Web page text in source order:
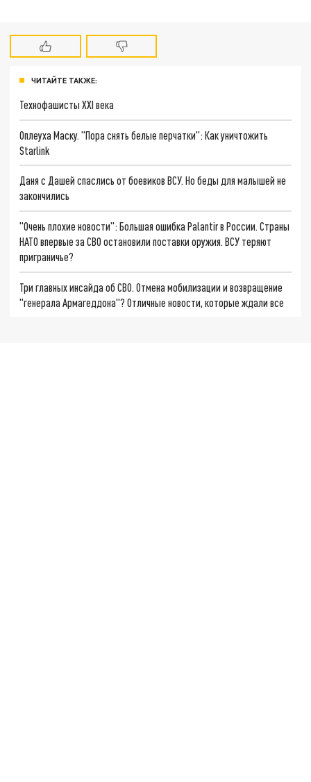
ЧИТАЙТЕ ТАКЖЕ:
Технофашисты XXI века
Оплеуха Маску. "Пора снять белые перчатки": Как уничтожить
Starlink
Даня с Дашей спаслись от боевиков ВСУ. Но беды для малышей не
закончились
"Очень плохие новости": Большая ошибка Palantir в России. Страны
НАТО впервые за СВО остановили поставки оружия. ВСУ теряют
приграничье?
Три главных инсайда об СВО. Отмена мобилизации и возвращение
"генерала Армагеддона"? Отличные новости, которые ждали все